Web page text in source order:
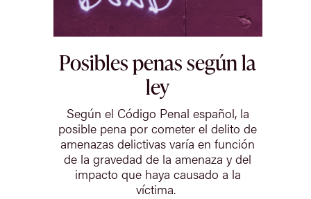
Posibles penas según la
ley
Según el Código Penal español, la
posible pena por cometer el delito de
amenazas delictivas varía en función
de la gravedad de la amenaza y del
impacto que haya causado a la
víctima.